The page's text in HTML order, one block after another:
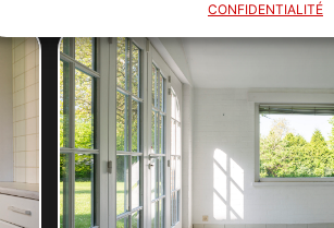
CONFIDENTIALITÉ